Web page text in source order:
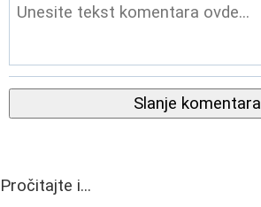
Slanje komentara
Pročitajte i...